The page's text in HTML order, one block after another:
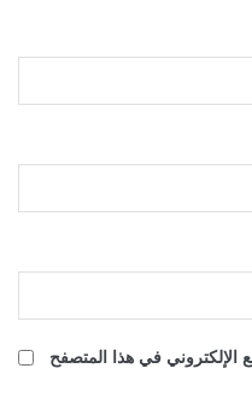
الإلكتروني في هذا المتصفح